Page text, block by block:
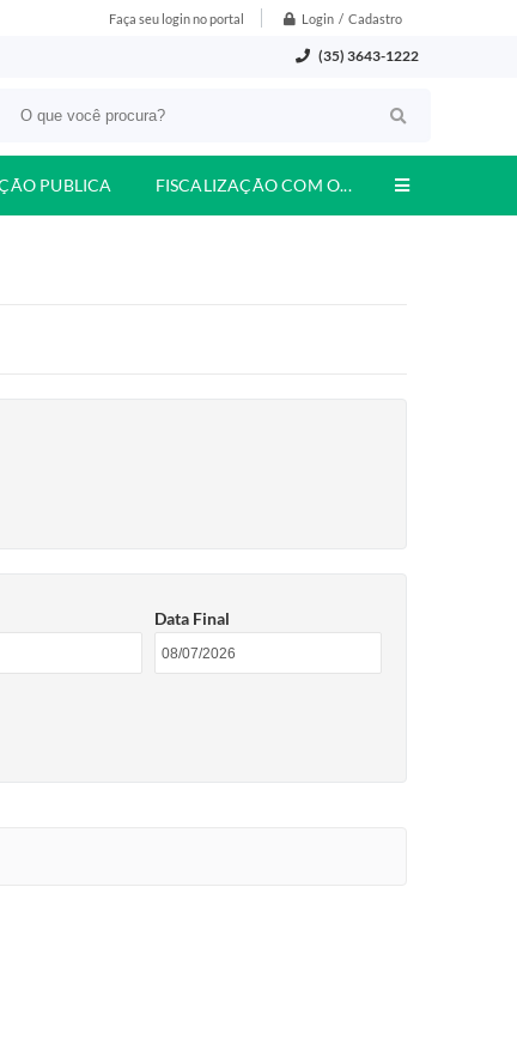
Faça seu login no portal Login / Cadastro
(35) 3643-1222
PUBLICA FISCALIZAÇÃO COM O...
Data Final